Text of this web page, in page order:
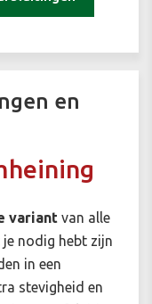
en
variant van alle
nodig hebt zijn
in een
stevigheid en